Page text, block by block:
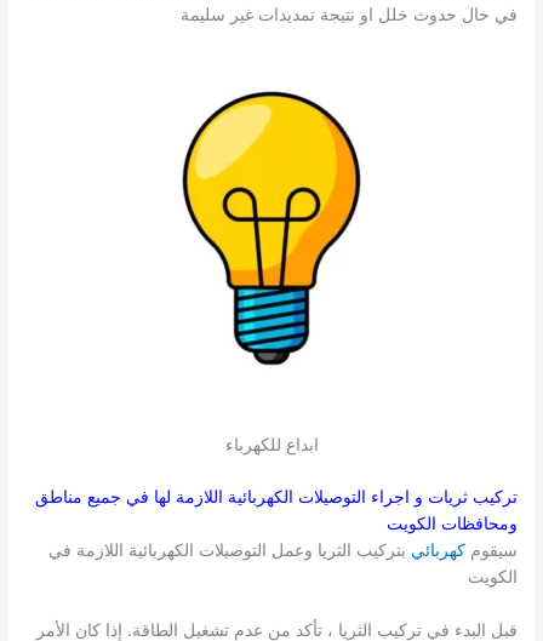
في حال حدوث خلل او نتيجة تمديدات غير سليمة
ابداع للكهرباء
تركيب ثريات و اجراء التوصيلات الكهربائية اللازمة لها في جميع مناطق
ومحافظات الكويت
سيقومكهربائي بتركيب الثريا وعمل التوصيلات الكهربائية اللازمة في
الكويت
قبل البدء في تركيب الثريا ، تأكد من عدم تشغيل الطاقة. إذا كان الأمر